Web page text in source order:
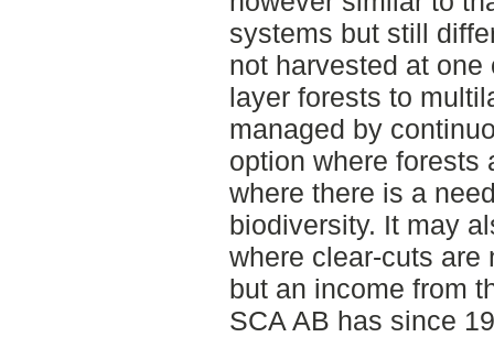
systems but still
not harvested at
layer forests to
managed by
option where forests
where there is a
biodiversity. It may
where clear-cuts are
but an income from
SCA AB has since